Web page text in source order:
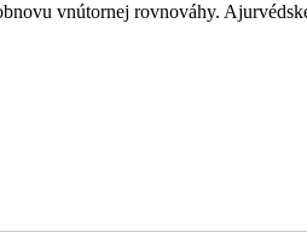
vnútornej rovnováhy.